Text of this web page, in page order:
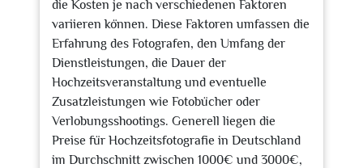
die Kosten je nach verschiedenen Faktoren
variieren können. Diese Faktoren umfassen die
Erfahrung des Fotografen, den Umfang der
Dienstleistungen, die Dauer der
Hochzeitsveranstaltung und eventuelle
Zusatzleistungen wie Fotobücher oder
Verlobungsshootings. Generell liegen die
Preise für Hochzeitsfotografie in Deutschland
im Durchschnitt zwischen 1000€ und 3000€,